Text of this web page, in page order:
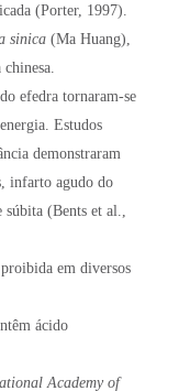
(Porter, 1997).
sinica (Ma Huang),
efedra tornaram-se
Estudos
demonstraram
infarto agudo do
(Bents et al.,
em diversos
ácido
Academy of